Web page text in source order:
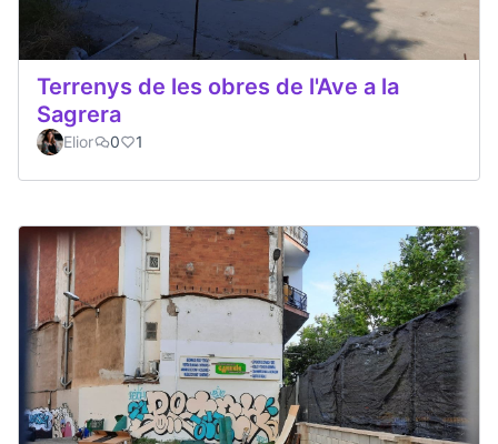
Terrenys de les obres de l'Ave a la
Sagrera
Elior 0 1